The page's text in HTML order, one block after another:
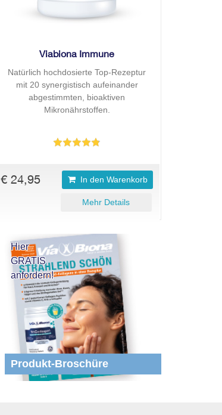
Viabiona Immune
Natürlich hochdosierte Top-Rezeptur
mit 20 synergistisch aufeinander
abgestimmten, bioaktiven
Mikronährstoffen.
In den Warenkorb
Mehr Details
€ 24,95
Hier
GRATIS
anfordern!
Produkt-Broschüre